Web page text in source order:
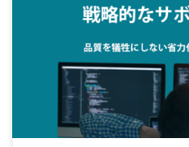
計画通り進めるのが難しいもの、単体テス